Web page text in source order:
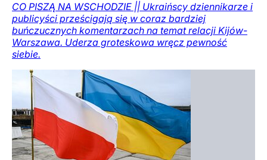
CO PISZĄ NA WSCHODZIE || Ukraińscy dziennikarze i
publicyści prześcigają się w coraz bardziej
buńczucznych komentarzach na temat relacji Kijów-
Warszawa. Uderza groteskowa wręcz pewność
siebie.